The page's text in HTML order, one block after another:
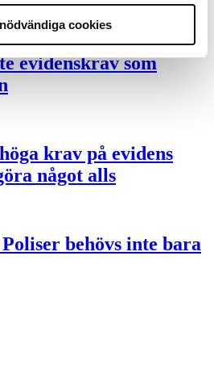
cookies
evidenskrav som
krav på evidens
något alls
Poliser behövs inte bara